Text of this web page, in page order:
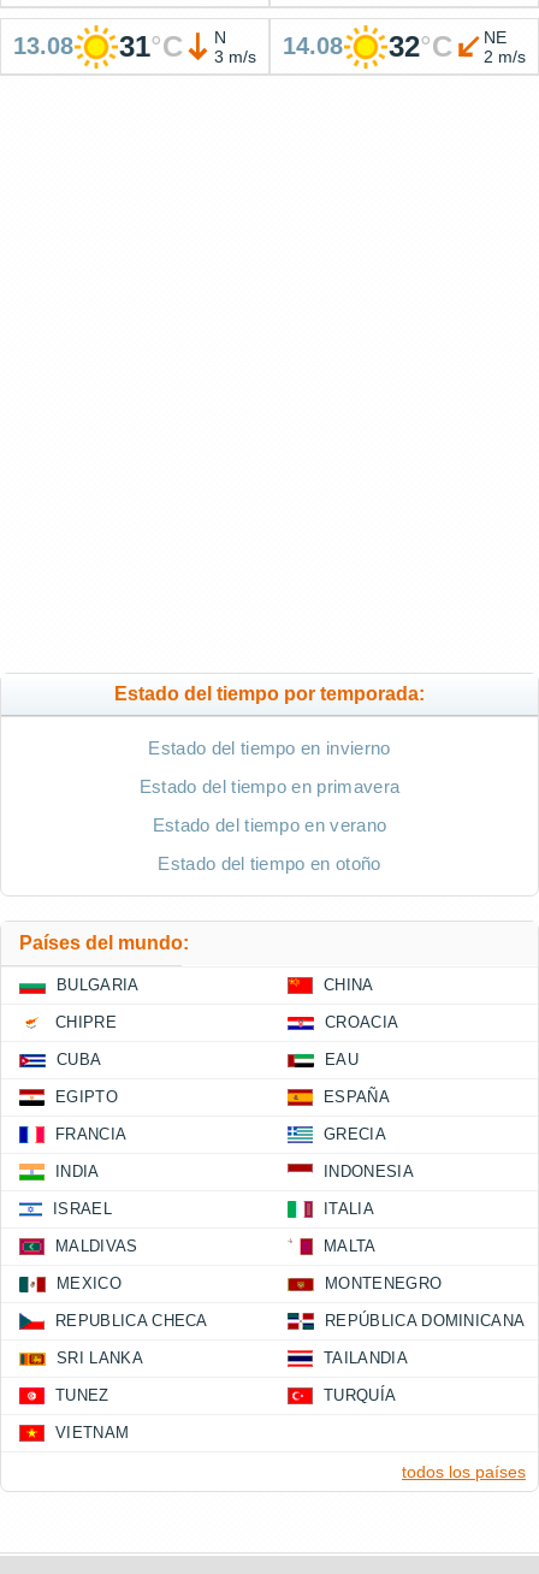
13.08 31°C
N
3 m/s
14.08 32°C
NE
2 m/s
Estado del tiempo por temporada:
Estado del tiempo en invierno
Estado del tiempo en primavera
Estado del tiempo en verano
Estado del tiempo en otoño
Países del mundo:
BULGARIA CHINA
CHIPRE CROACIA
CUBA EAU
EGIPTO ESPAÑA
FRANCIA GRECIA
INDIA INDONESIA
ISRAEL ITALIA
MALDIVAS MALTA
MEXICO MONTENEGRO
REPUBLICA CHECA REPÚBLICA DOMINICANA
SRI LANKA TAILANDIA
TUNEZ TURQUÍA
VIETNAM
todos los países